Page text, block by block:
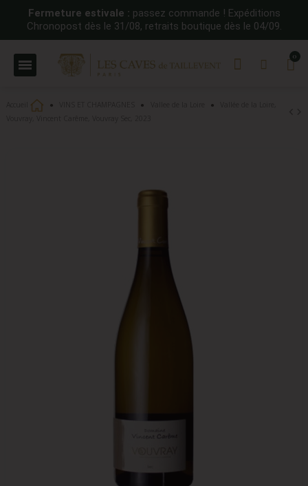
Fermeture estivale : passez commande ! Expéditions
Chronopost dès le 31/08, retraits boutique dès le 04/09.